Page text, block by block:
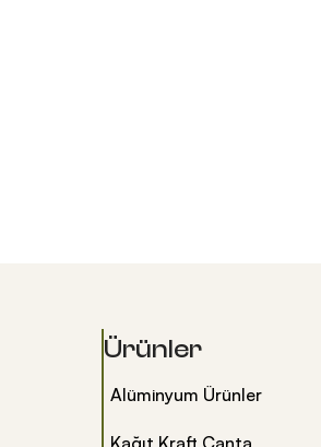
Ürünler
Alüminyum Ürünler
Kağıt Kraft Çanta